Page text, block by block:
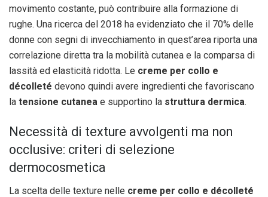
movimento costante, può contribuire alla formazione di
rughe. Una ricerca del 2018 ha evidenziato che il 70% delle
donne con segni di invecchiamento in quest’area riporta una
correlazione diretta tra la mobilità cutanea e la comparsa di
lassità ed elasticità ridotta. Le creme per collo e
décolleté devono quindi avere ingredienti che favoriscano
la tensione cutanea e supportino la struttura dermica.
Necessità di texture avvolgenti ma non
occlusive: criteri di selezione
dermocosmetica
La scelta delle texture nelle creme per collo e décolleté